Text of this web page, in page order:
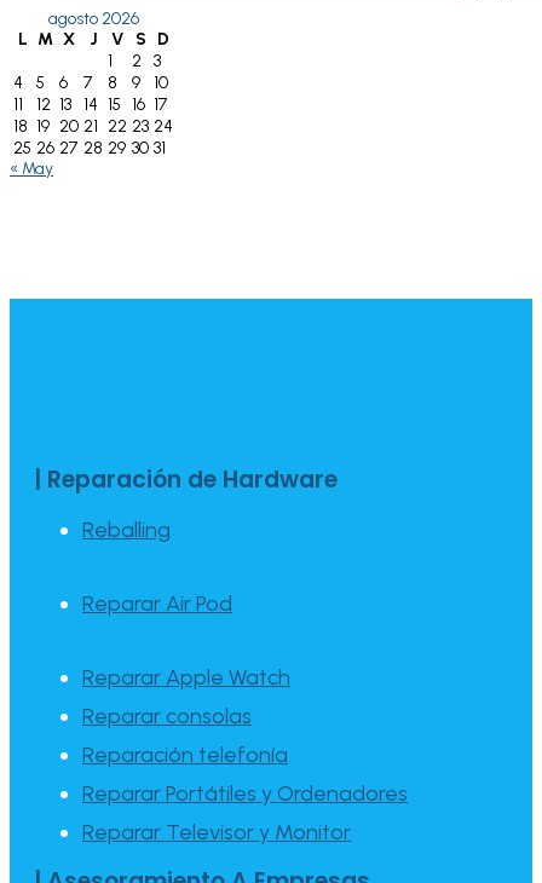
agosto 2026
L M X J V S
D
1
2 3
4
5 6 7 8 9
10
11
12 13 14 15 16 17
18 19 20 21 22 23 24
25 26 27 28 29 30 31
« May
| Reparación de Hardware
Reballing
Reparar Air Pod
Reparar Apple Watch
Reparar consolas
Reparación telefonía
Reparar Portátiles y Ordenadores
Reparar Televisor y Monitor